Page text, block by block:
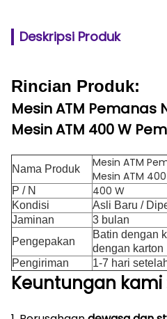
Deskripsi Produk
Rincian Produk:
Mesin ATM Pemanas
Mesin ATM 400 W
Nama Produk
Mesin ATM
Mesin ATM
P / N 400 W
Kondisi
Asli Baru /
Jaminan
3 bulan
Pengepakan
Batin dengan
dengan karton
Pengiriman
1-7 hari
Keuntungan kami